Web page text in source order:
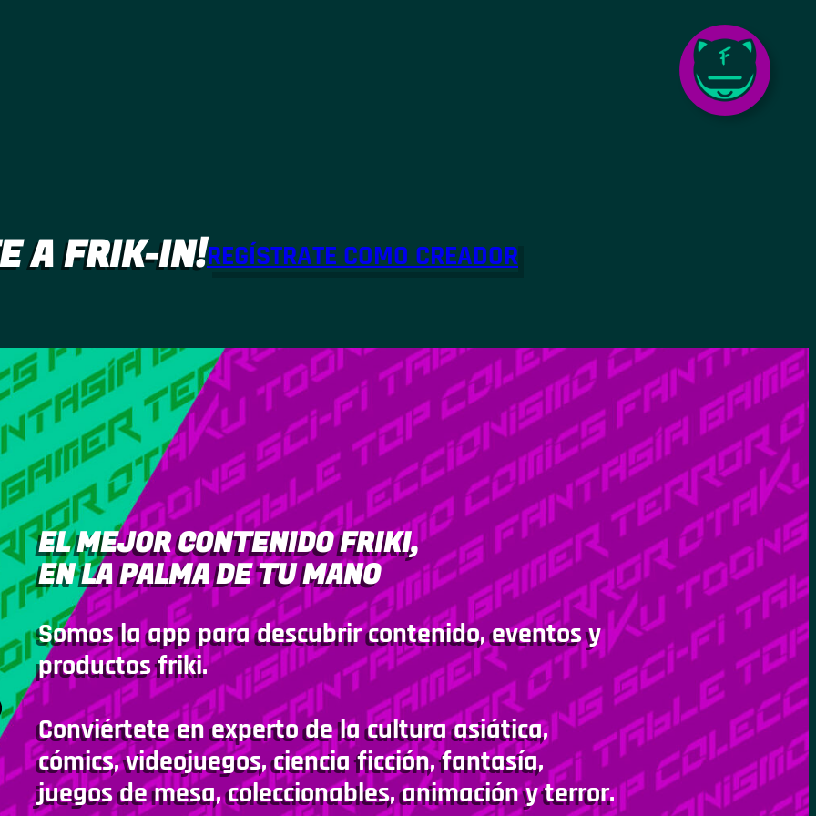
A FRIK-IN!REGÍSTRATE COMO CREADOR
EL MEJOR CONTENIDO FRIKI,
EN LA PALMA DE TU MANO
Somos la app para descubrir contenido, eventos y
productos friki.
Conviértete en experto de la cultura asiática,
cómics, videojuegos, ciencia ficción, fantasía,
juegos de mesa, coleccionables, animación y terror.